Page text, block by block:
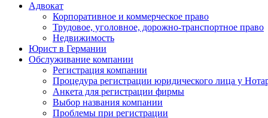
Адвокат
Корпоративное и коммерческое право
Трудовое, уголовное, дорожно-транспортное право
Недвижимость
Юрист в Германии
Обслуживание компании
Регистрация компании
Процедура регистрации юридического лица у
Анкета для регистрации фирмы
Выбор названия компании
Проблемы при регистрации